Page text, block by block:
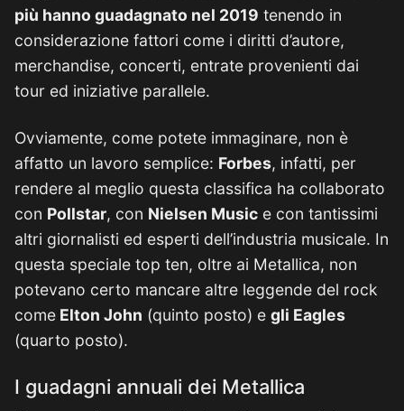
più hanno guadagnato nel 2019 tenendo in
considerazione fattori come i diritti d’autore,
merchandise, concerti, entrate provenienti dai
tour ed iniziative parallele.
Ovviamente, come potete immaginare, non è
affatto un lavoro semplice: Forbes, infatti, per
rendere al meglio questa classifica ha collaborato
con Pollstar, con Nielsen Music e con tantissimi
altri giornalisti ed esperti dell’industria musicale. In
questa speciale top ten, oltre ai Metallica, non
potevano certo mancare altre leggende del rock
come Elton John (quinto posto) e gli Eagles
(quarto posto).
I guadagni annuali dei Metallica